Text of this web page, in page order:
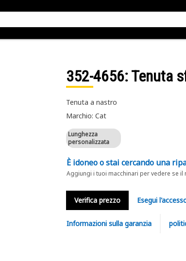
352-4656: Tenuta
Tenuta a nastro
Marchio: Cat
Lunghezza
personalizzata
È idoneo o stai cercando una
Aggiungi i tuoi macchinari per vedere se
Verifica prezzo Esegui
Informazioni sulla garanzia